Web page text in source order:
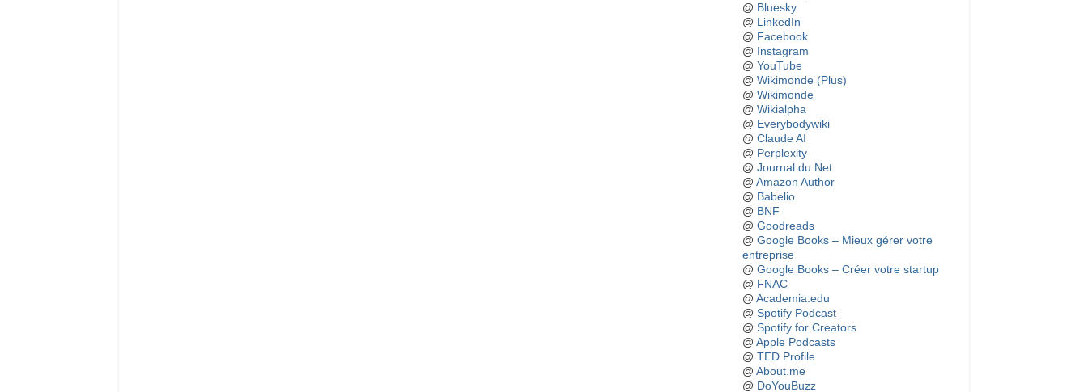
@ Bluesky
@ LinkedIn
@ Facebook
@
Instagram
@ YouTube
@ Wikimonde (Plus)
@ Wikimonde
@ Wikialpha
@ Everybodywiki
@ Claude AI
@ Perplexity
@ Journal du Net
@ Amazon Author
@ Babelio
@ BNF
@ Goodreads
@ Google Books – Mieux gérer votre
entreprise
@ Google Books – Créer votre startup
@ FNAC
@ Academia.edu
@ Spotify Podcast
@ Spotify for Creators
@ Apple Podcasts
@ TED Profile
@ About.me
@ DoYouBuzz